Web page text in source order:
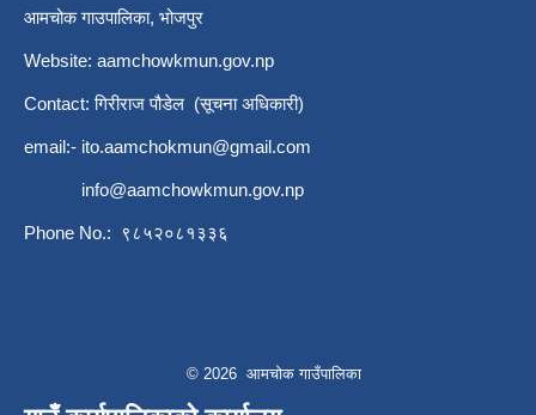
आमचोक गाउपालिका, भोजपुर
Website: aamchowkmun.gov.np
Contact: गिरीराज पौडेल (सूचना अधिकारी)
email:- ito.aamchokmun@gmail.com
info@aamchowkmun.gov.np
Phone No.: ९८५२०८१३३६
© 2026 आमचोक गाउँपालिका